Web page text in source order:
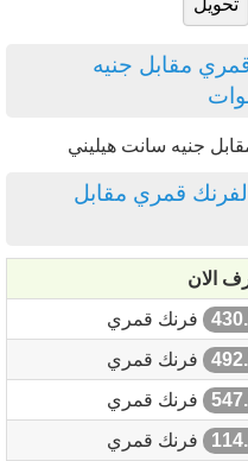
مقابل جنيه
قمري مقابل
الان
فرنك قمري
فرنك قمري
فرنك قمري
فرنك قمري